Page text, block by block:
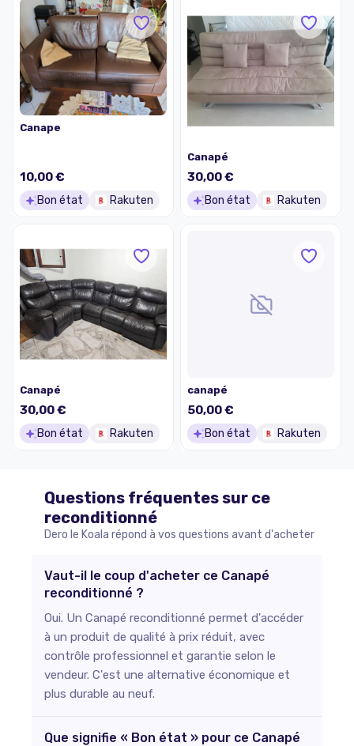
Canape
10,00 €
Bon état Rakuten
Canapé
30,00 €
Bon état Rakuten
Canapé
30,00 €
Bon état Rakuten
canapé
50,00 €
Bon état Rakuten
Questions fréquentes sur ce
reconditionné
Dero le Koala répond à vos questions avant d'acheter
Vaut-il le coup d'acheter ce Canapé
reconditionné ?
Oui. Un Canapé reconditionné permet d'accéder
à un produit de qualité à prix réduit, avec
contrôle professionnel et garantie selon le
vendeur. C'est une alternative économique et
plus durable au neuf.
Que signifie « Bon état » pour ce Canapé